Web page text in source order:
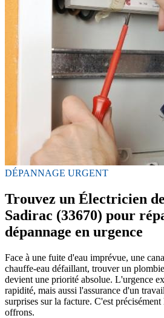
DÉPANNAGE URGENT
Trouvez un Électricien
Sadirac (33670) pour
dépannage en urgence
Face à une fuite d'eau imprévue, une
chauffe-eau défaillant, trouver un
devient une priorité absolue. L'urgence
rapidité, mais aussi l'assurance d'un
surprises sur la facture. C'est
offrons.